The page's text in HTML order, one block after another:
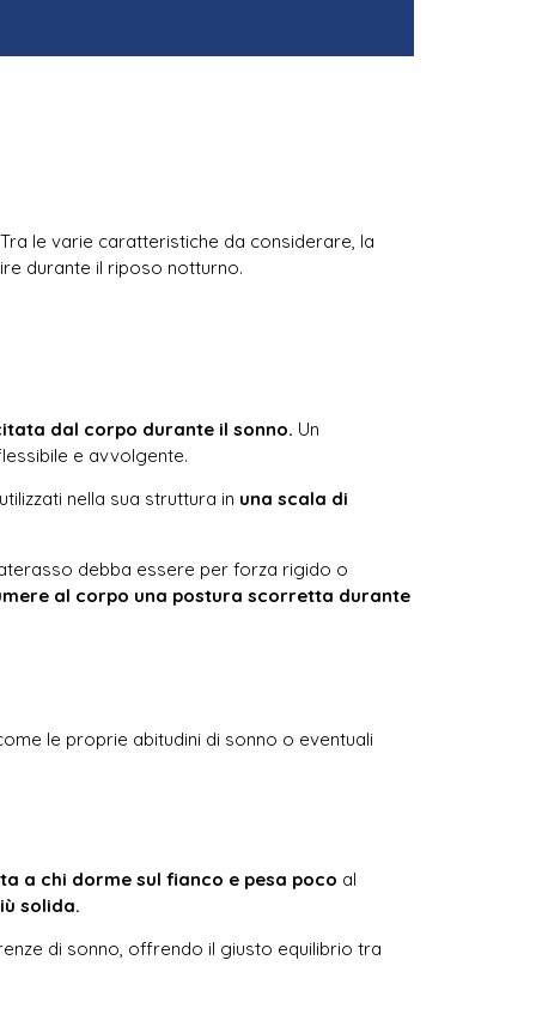
le varie caratteristiche da considerare, la
durante il riposo notturno.
dal corpo durante il sonno. Un
e avvolgente.
nella sua struttura in una scala di
debba essere per forza rigido o
al corpo una postura scorretta durante
le proprie abitudini di sonno o eventuali
a chi dorme sul fianco e pesa poco al
solida.
di sonno, offrendo il giusto equilibrio tra